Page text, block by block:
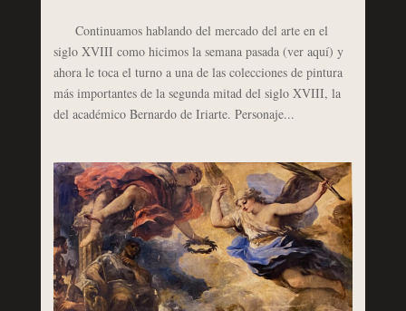
Continuamos hablando del mercado del arte en el
siglo XVIII como hicimos la semana pasada (ver aquí) y
ahora le toca el turno a una de las colecciones de pintura
más importantes de la segunda mitad del siglo XVIII, la
del académico Bernardo de Iriarte. Personaje...